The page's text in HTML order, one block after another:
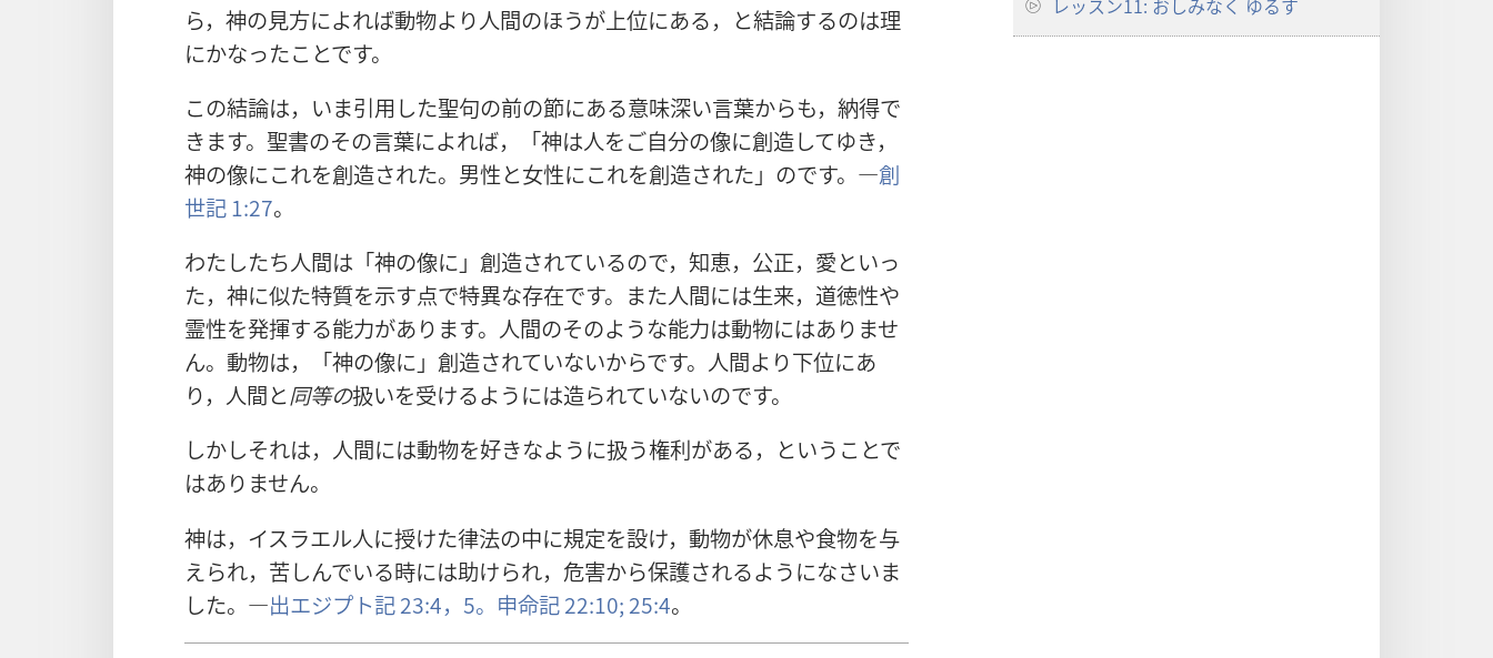
ら，神の見方によれば動物より人間のほうが上位にある，と結論するのは理
にかなったことです。
この結論は，いま引用した聖句の前の節にある意味深い言葉からも，納得で
きます。聖書のその言葉によれば，「神は人をご自分の像に創造してゆき，
神の像にこれを創造された。男性と女性にこれを創造された」のです。―創
世記 1:27。
わたしたち人間は「神の像に」創造されているので，知恵，公正，愛といっ
た，神に似た特質を示す点で特異な存在です。また人間には生来，道徳性や
霊性を発揮する能力があります。人間のそのような能力は動物にはありませ
ん。動物は，「神の像に」創造されていないからです。人間より下位にあ
り，人間と同等の扱いを受けるようには造られていないのです。
しかしそれは，人間には動物を好きなように扱う権利がある，ということで
はありません。
神は，イスラエル人に授けた律法の中に規定を設け，動物が休息や食物を与
えられ，苦しんでいる時には助けられ，危害から保護されるようになさいま
した。―出エジプト記 23:4，5。 申命記 22:10;25:4。
か
か
レッスン11: おしみなく ゆるす